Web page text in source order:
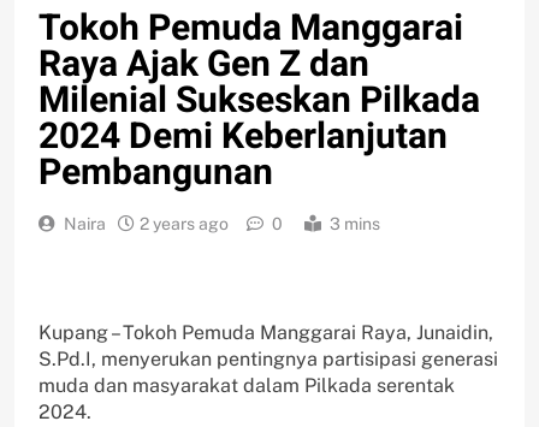
Tokoh Pemuda Manggarai
Raya Ajak Gen Z dan
Milenial Sukseskan Pilkada
2024 Demi Keberlanjutan
Pembangunan
Naira 2 years ago 0 3 mins
Kupang – Tokoh Pemuda Manggarai Raya, Junaidin,
S.Pd.I, menyerukan pentingnya partisipasi generasi
muda dan masyarakat dalam Pilkada serentak
2024.